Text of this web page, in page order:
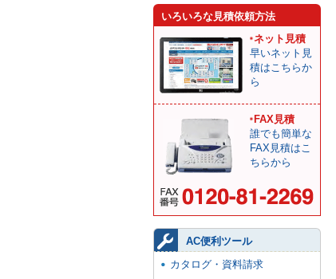
いろいろな見積依頼方法
ネット見積
早いネット見
積はこちらか
ら
FAX見積
誰でも簡単な
FAX見積はこ
ちらから
AC便利ツール
カタログ・資料請求